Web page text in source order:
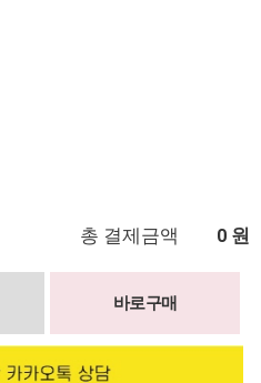
총 결제금액 0 원
바로구매